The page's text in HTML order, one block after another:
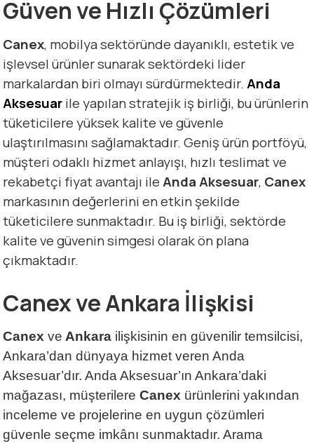
Güven ve Hızlı Çözümleri
Canex, mobilya sektöründe dayanıklı, estetik ve
işlevsel ürünler sunarak sektördeki lider
markalardan biri olmayı sürdürmektedir.Anda
Aksesuarile yapılan stratejik iş birliği, bu ürünlerin
tüketicilere yüksek kalite ve güvenle
ulaştırılmasını sağlamaktadır. Geniş ürün portföyü,
müşteri odaklı hizmet anlayışı, hızlı teslimat ve
rekabetçi fiyat avantajı ileAnda Aksesuar, Canex
markasının değerlerini en etkin şekilde
tüketicilere sunmaktadır. Bu iş birliği, sektörde
kalite ve güvenin simgesi olarak ön plana
çıkmaktadır.
Canex ve Ankara İlişkisi
Canex ve Ankara ilişkisinin en güvenilir temsilcisi,
Ankara’dan dünyaya hizmet veren Anda
Aksesuar’dır. Anda Aksesuar’ın Ankara’daki
mağazası, müşterilere Canex ürünlerini yakından
inceleme ve projelerine en uygun çözümleri
güvenle seçme imkânı sunmaktadır. Arama